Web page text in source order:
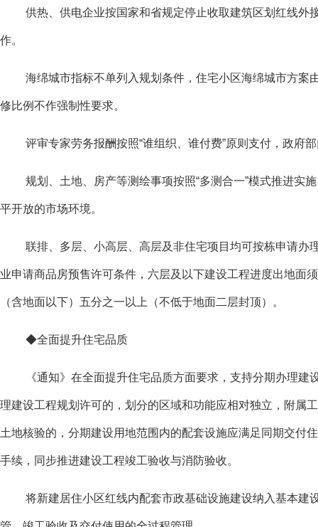
供热、供电企业按国家和省规定停止收取建筑区划红线
作。
海绵城市指标不单列入规划条件，住宅小区海绵城市方
修比例不作强制性要求。
评审专家劳务报酬按照“谁组织、谁付费”原则支付，政府
规划、土地、房产等测绘事项按照“多测合一”模式推进实
平开放的市场环境。
联排、多层、小高层、高层及非住宅项目均可按栋申请
业申请商品房预售许可条件，六层及以下建设工程进度出地面
（含地面以下）五分之一以上（不低于地面二层封顶）。
◆全面提升住宅品质
《通知》在全面提升住宅品质方面要求，支持分期办理
理建设工程规划许可的，划分的区域和功能应相对独立，附属
土地核验的，分期建设用地范围内的配套设施应满足同期交付
手续，同步推进建设工程竣工验收与消防验收。
将新建居住小区红线内配套市政基础设施建设纳入基本